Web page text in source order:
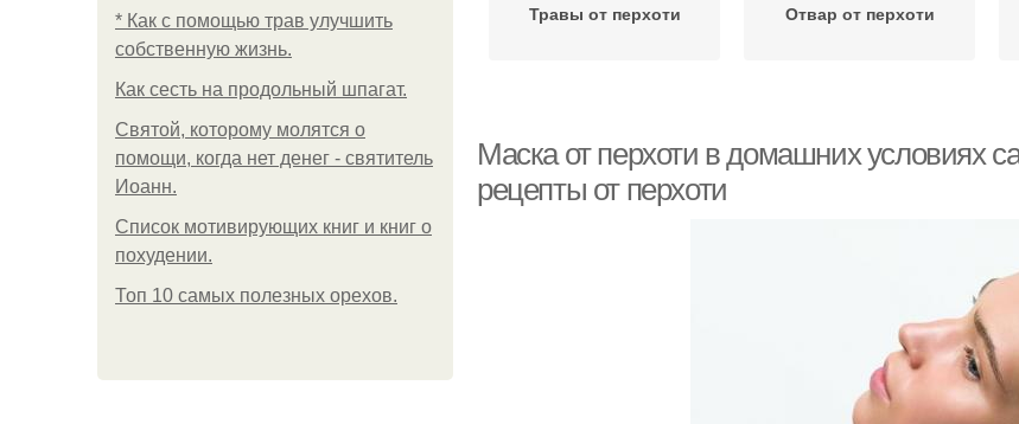
* Как с помощью трав улучшить
собственную жизнь.
Как сесть на продольный шпагат.
Святой, которому молятся о
помощи, когда нет денег - святитель
Иоанн.
Список мотивирующих книг и книг о
похудении.
Топ 10 самых полезных орехов.
Травы от перхоти Отвар от перхоти
Маска от перхоти в домашних условиях
рецепты от перхоти